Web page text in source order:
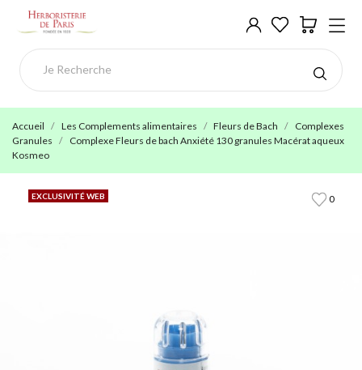
Accueil Les Complements alimentaires Fleurs de Bach
Complexes
Granules
Complexe Fleurs de bach Anxiété 130 granules Macérat aqueux
Kosmeo
0
EXCLUSIVITÉ WEB